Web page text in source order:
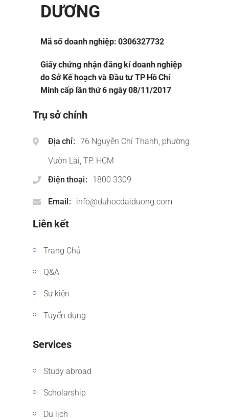
DƯƠNG
Mã số doanh nghiệp: 0306327732
Giấy chứng nhận đăng kí doanh nghiệp
do Sở Kế hoạch và Đầu tư TP Hồ Chí
Minh cấp lần thứ 6 ngày 08/11/2017
Trụ sở chính
Địa chỉ
76 Nguyễn Chí Thanh, phường
Vườn Lài, TP. HCM
Điện thoại
1800 3309
Email info@duhocdaiduong.com
Liên kết
Trang Chủ
Q&A
Sự kiện
Tuyển dụng
Services
Study abroad
Scholarship
Du lịch